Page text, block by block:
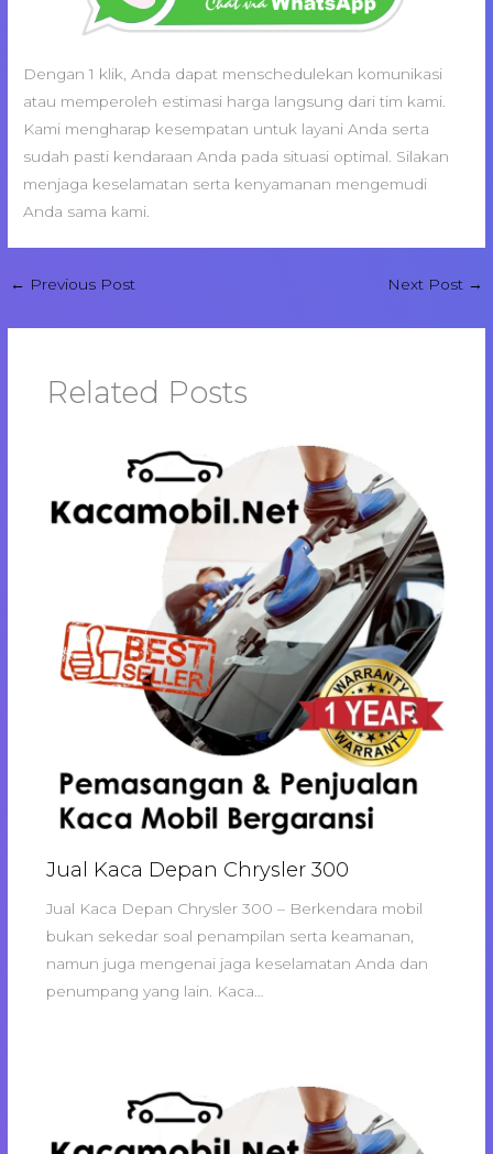
Dengan 1 klik, Anda dapat menschedulekan komunikasi
atau memperoleh estimasi harga langsung dari tim kami.
Kami mengharap kesempatan untuk layani Anda serta
sudah pasti kendaraan Anda pada situasi optimal. Silakan
menjaga keselamatan serta kenyamanan mengemudi
Anda sama kami.
← Previous Post Next Post →
Related Posts
Jual Kaca Depan Chrysler 300
Jual Kaca Depan Chrysler 300 – Berkendara mobil
bukan sekedar soal penampilan serta keamanan,
namun juga mengenai jaga keselamatan Anda dan
penumpang yang lain. Kaca…